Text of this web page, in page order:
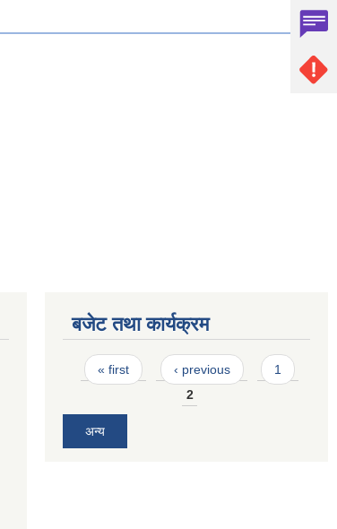
रिक्त पदमा स्थायी शिक्षक सरुवा सम्बन्धमा ।।।
बजेट तथा कार्यक्रम
Pages
« first ‹ previous
1
2
अन्य